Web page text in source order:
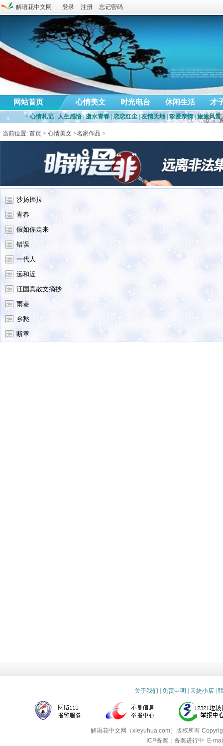
登录 注册 忘记密码
解语花中文网
心情美文 时光电台 休闲生活 才
网站首页
└心情札记 人生感悟 |逝水青春 恋恋红尘 友情天地 挚爱亲情 |旅途风景
当前位置: 首页 > 心情美文 >名家作品 >
沙扬挪拉
青春
假如你走来
错误
一代人
远和近
汪国真散文摘抄
雨巷
乡愁
断章
关于我们 免责申明 天婕小店
解语花中文网（xieyuhua.com）版权所有
ICP备案：备案进行中
E-